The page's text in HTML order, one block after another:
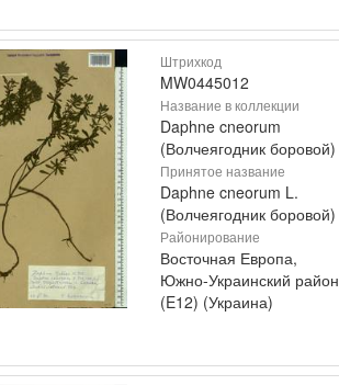
Штрихкод
MW0445012
Название в коллекции
Daphne cneorum
(Волчеягодник боровой)
Принятое название
Daphne cneorum L.
(Волчеягодник боровой)
Районирование
Восточная Европа,
Южно-Украинский район
(E12) (Украина)